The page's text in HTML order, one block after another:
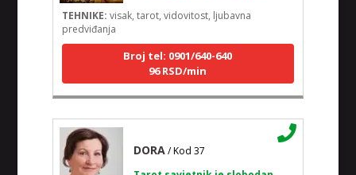
visak, tarot, vidovitost, ljubavna
predviđanja
Broj tel: 0901/640-640
96 RSD/min
/ Kod 37
Tarot savjetnik je slobodan